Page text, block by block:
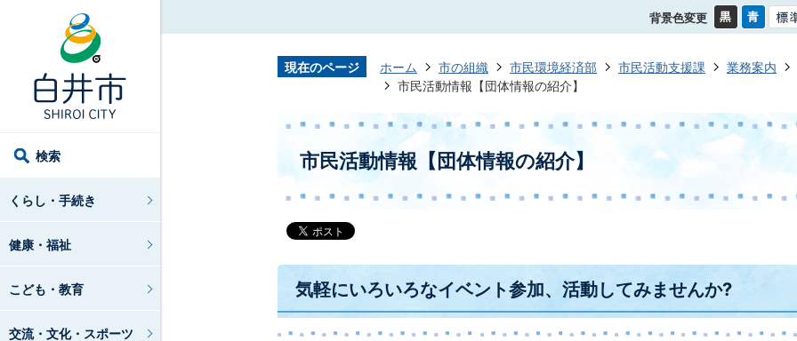
検索
くらし・手続き
健康・福祉
こども・教育
交流・文化・スポーツ
背景色変更
現在のページ ホーム 市の組織 市民環境経済部 市民活動支援課 業務案内
市民活動情報【団体情報の紹介】
市民活動情報【団体情報の紹介】
気軽にいろいろなイベント参加、活動してみませんか?